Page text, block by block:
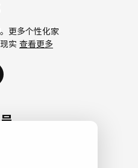
更多个性化家
实 查看更多